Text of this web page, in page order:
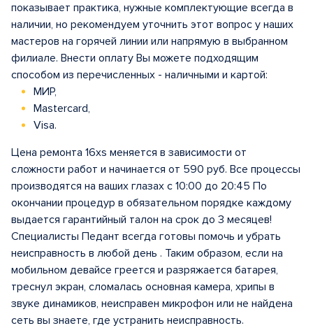
показывает практика, нужные комплектующие всегда в
наличии, но рекомендуем уточнить этот вопрос у наших
мастеров на горячей линии или напрямую в выбранном
филиале. Внести оплату Вы можете подходящим
способом из перечисленных - наличными и картой:
МИР,
Mastercard,
Visa.
Цена ремонта 16xs меняется в зависимости от
сложности работ и начинается от 590 руб. Все процессы
производятся на ваших глазах с 10:00 до 20:45 По
окончании процедур в обязательном порядке каждому
выдается гарантийный талон на срок до 3 месяцев!
Специалисты Педант всегда готовы помочь и убрать
неисправность в любой день . Таким образом, если на
мобильном девайсе греется и разряжается батарея,
треснул экран, сломалась основная камера, хрипы в
звуке динамиков, неисправен микрофон или не найдена
сеть вы знаете, где устранить неисправность.